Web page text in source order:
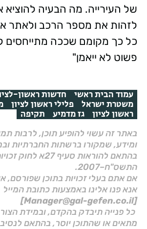
של העירייה. מה הבעיה להוציא
לזהות את מספר הרכב ולאתר
כל כך מקומם שככה מתייחסים
פשוט לא ייאמן"
עמוד הבית ראשי חדשות ראשון-
משטרת ישראל פלילי ראשון לציון
ראשון לציון גז מדמיע תקיפה
באתר זה עשוי להופיע תוכן, לרבות
ומידע, שמקורו ברשתות החברתיות
בהתאם להוראות סעיף 27א
התשס"ח–2007.
אם אתם בעלי זכויות בתוכן שפורסם,
אנא פנו אלינו באמצעות כתובת המייל
[Manager@gal-gefen.co.il]
כל פנייה תיבדק בהקדם, ובמידת
מתאים או שהתוכן יוסר, בהתאם